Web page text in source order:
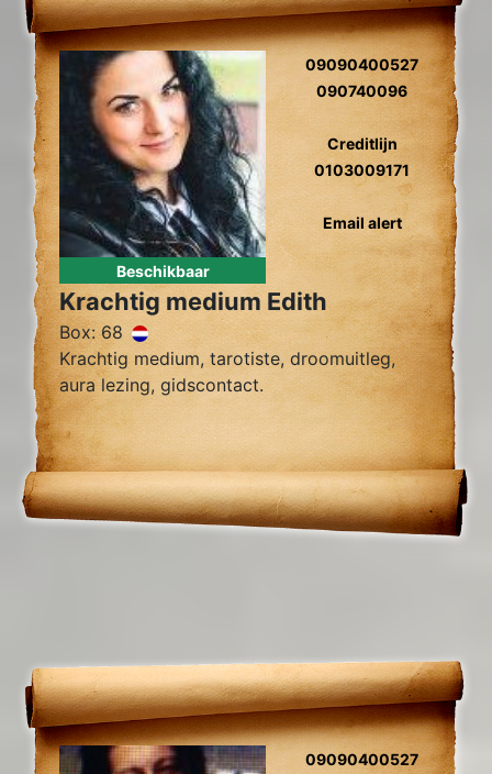
Beschikbaar
09090400527
090740096
Creditlijn
0103009171
Email alert
Krachtig medium Edith
Box: 68
Krachtig medium, tarotiste, droomuitleg,
aura lezing, gidscontact.
09090400527